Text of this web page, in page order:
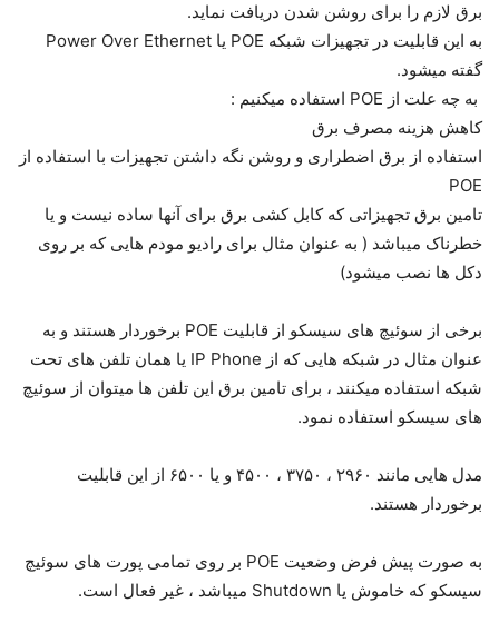
برق لازم را برای روشن شدن دریافت نماید.
به این قابلیت در تجهیزات شبکه POE یا Power Over Ethernet
گفته میشود.
به چه علت از POE استفاده میکنیم :
کاهش هزینه مصرف برق
استفاده از برق اضطراری و روشن نگه داشتن تجهیزات با استفاده از
POE
تامین برق تجهیزاتی که کابل کشی برق برای آنها ساده نیست و یا
خطرناک میباشد ( به عنوان مثال برای رادیو مودم هایی که بر روی
دکل ها نصب میشود)
برخی از سوئیچ های سیسکو از قابلیت POE برخوردار هستند و به
عنوان مثال در شبکه هایی که از IP Phone یا همان تلفن های تحت
شبکه استفاده میکنند ، برای تامین برق این تلفن ها میتوان از سوئیچ
های سیسکو استفاده نمود.
مدل هایی مانند ۲۹۶۰ ، ۳۷۵۰ ، ۴۵۰۰ و یا ۶۵۰۰ از این قابلیت
برخوردار هستند.
به صورت پیش فرض وضعیت POE بر روی تمامی پورت های سوئیچ
سیسکو که خاموش یا Shutdown میباشد ، غیر فعال است.